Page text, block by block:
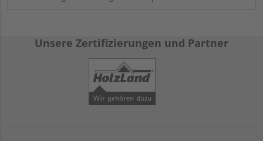
Unsere Zertifizierungen und Partner